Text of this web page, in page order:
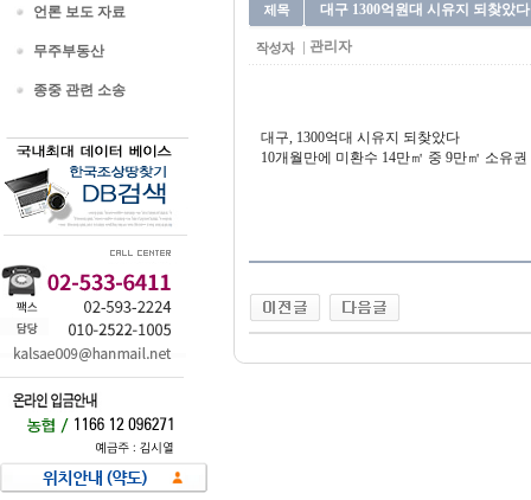
언론 보도 자료
무주부동산
종중 관련 소송
대구 1300억원대 시유지 되찾았다
관리자
대구, 1300억대 시유지 되찾았다
10개월만에 미환수 14만㎡ 중 9만㎡ 소유권